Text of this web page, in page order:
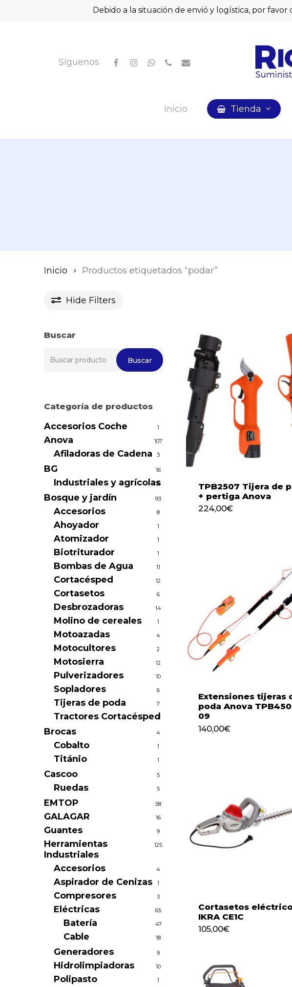
Debido a la situación de envió y logística, por
Síguenos facebookinstagram
whatsapp
phoneemail
Inicio Tienda
Inicio Productos etiquetados “podar”
Hide Filters
Buscar
por:
Buscar
Categoría de productos
Accesorios Coche 1
Anova 107
Afiladoras de Cadena 3
BG 16
Industriales y agrícolas
16
Bosque y jardín 93
Accesorios 8
Ahoyador 1
Atomizador 1
Biotriturador 1
Bombas de Agua 11
Cortacésped 12
Cortasetos 6
Desbrozadoras 14
Molino de cereales 1
Motoazadas 4
Motocultores 2
Motosierra 12
Pulverizadores 10
Sopladores 6
Tijeras de poda 7
Tractores Cortacésped1
Brocas 4
Cobalto 1
Titánio 1
Cascoo 5
Ruedas 5
EMTOP 58
GALAGAR 16
Guantes 9
Herramientas
Industriales
125
Accesorios 4
Aspirador de Cenizas 1
Compresores 3
Eléctricas 65
Batería 47
Cable 18
Generadores 9
Hidrolimpiadoras 10
Polipasto 1
TPB2507 Tijera de
+ pertiga Anova
224,00€
Extensiones tijeras
poda Anova
09
140,00€
Cortasetos
IKRA CE1C
105,00€
105,00